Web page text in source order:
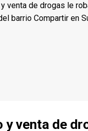
y venta de